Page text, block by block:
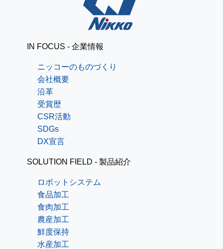
IN FOCUS - 企業情報
ニッコーのものづくり
会社概要
沿革
受賞歴
CSR活動
SDGs
DX宣言
SOLUTION FIELD - 製品紹介
ロボットシステム
食品加工
食肉加工
農産加工
鮮度保持
水産加工